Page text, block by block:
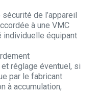
de l’appareil
à une VMC
individuelle équipant
réglage éventuel, si
par le fabricant
à accumulation,